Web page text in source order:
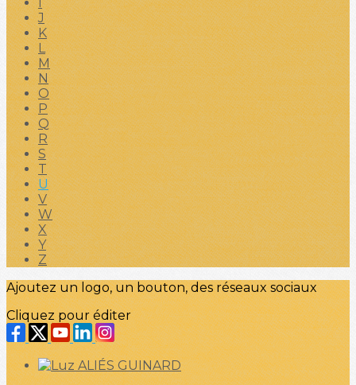
J
K
L
M
N
O
P
Q
R
S
T
U
V
W
X
Y
Z
Ajoutez un logo, un bouton, des réseaux sociaux
Cliquez pour éditer